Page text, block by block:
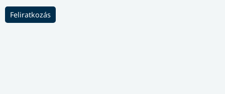
Feliratkozás